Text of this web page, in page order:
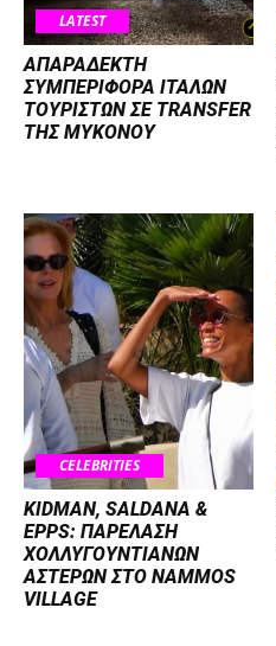
LATEST
ΑΠΑΡΑΔΕΚΤΗ
ΣΥΜΠΕΡΙΦΟΡΑ ΙΤΑΛΩΝ
ΤΟΥΡΙΣΤΩΝ ΣΕ TRANSFER
ΤΗΣ ΜΥΚΟΝΟΥ
CELEBRITIES
KIDMAN, SALDANA &
EPPS: ΠΑΡΕΛΑΣΗ
ΧΟΛΛΥΓΟΥΝΤΙΑΝΩΝ
ΑΣΤΕΡΩΝ ΣΤΟ NAMMOS
VILLAGE